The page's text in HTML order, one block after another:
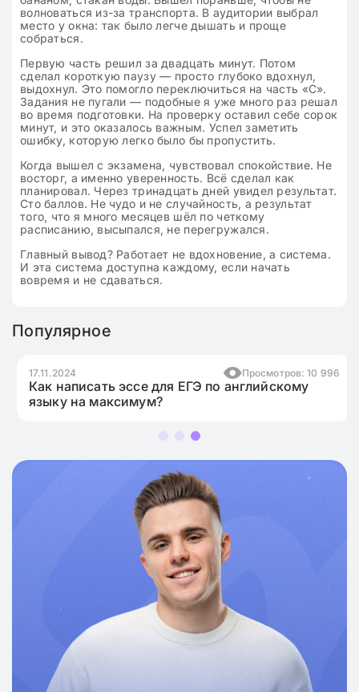
волноваться из-за транспорта. В аудитории выбрал
место у окна: так было легче дышать и проще
собраться.
Первую часть решил за двадцать минут. Потом
сделал короткую паузу — просто глубоко вдохнул,
выдохнул. Это помогло переключиться на часть «С».
Задания не пугали — подобные я уже много раз решал
во время подготовки. На проверку оставил себе сорок
минут, и это оказалось важным. Успел заметить
ошибку, которую легко было бы пропустить.
Когда вышел с экзамена, чувствовал спокойствие. Не
восторг, а именно уверенность. Всё сделал как
планировал. Через тринадцать дней увидел результат.
Сто баллов. Не чудо и не случайность, а результат
того, что я много месяцев шёл по четкому
расписанию, высыпался, не перегружался.
Главный вывод? Работает не вдохновение, а система.
И эта система доступна каждому, если начать
вовремя и не сдаваться.
Популярное
17.11.2024 Просмотров: 10 996
Как написать эссе для ЕГЭ по английскому
языку на максимум?